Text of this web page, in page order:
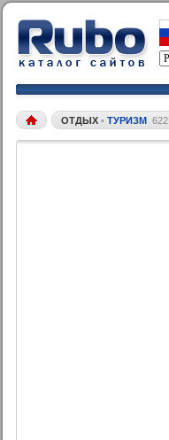
ОТДЫХ • ТУРИЗМ 622